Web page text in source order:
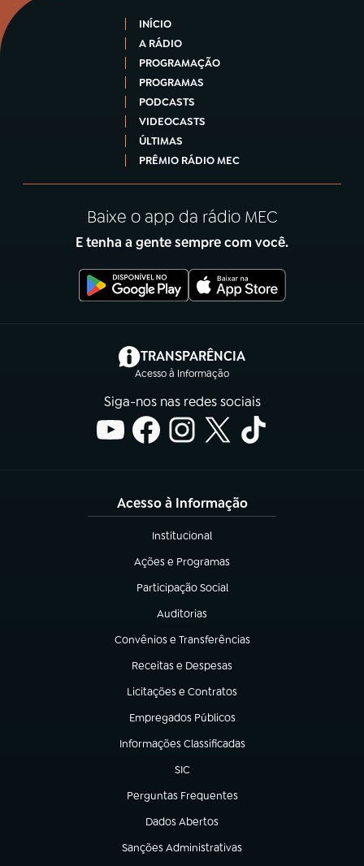
INÍCIO
A RÁDIO
PROGRAMAÇÃO
PROGRAMAS
PODCASTS
VIDEOCASTS
ÚLTIMAS
PRÊMIO RÁDIO MEC
Baixe o app da rádio MEC
E tenha a gente sempre com você.
TRANSPARÊNCIA
Acesso à Informação
(abre em nova aba)
Siga-nos nas redes sociais
Acesso à Informação
Institucional
(abre em nova aba)
Ações e Programas
(abre em nova aba)
Participação Social
(abre em nova aba)
Auditorias
(abre em nova aba)
Convênios e Transferências
(abre em nova aba)
Receitas e Despesas
(abre em nova aba)
Licitações e Contratos
(abre em nova aba)
Empregados Públicos
(abre em nova aba)
Informações Classificadas
(abre em nova aba)
SIC
(abre em nova aba)
Perguntas Frequentes
(abre em nova aba)
Dados Abertos
(abre em nova aba)
Sanções Administrativas
(abre em nova aba)